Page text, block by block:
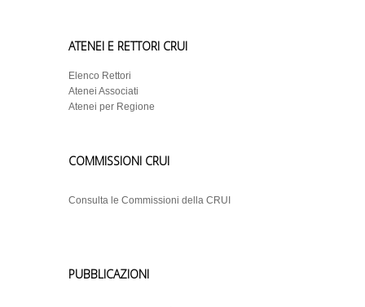
ATENEI E RETTORI CRUI
Elenco Rettori
Atenei Associati
Atenei per Regione
COMMISSIONI CRUI
Consulta le Commissioni della CRUI
PUBBLICAZIONI